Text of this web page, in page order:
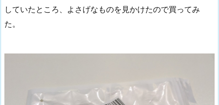
していたところ、よさげなものを見かけたので買ってみ
た。